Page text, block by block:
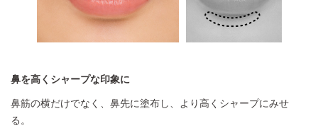
鼻を高くシャープな印象に
鼻筋の横だけでなく、鼻先に塗布し、より高くシャープにみせ
る。